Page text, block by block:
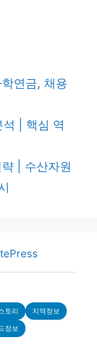
연금, 채용
석 | 핵심 역
| 수산자원
토리 지역정보
정보